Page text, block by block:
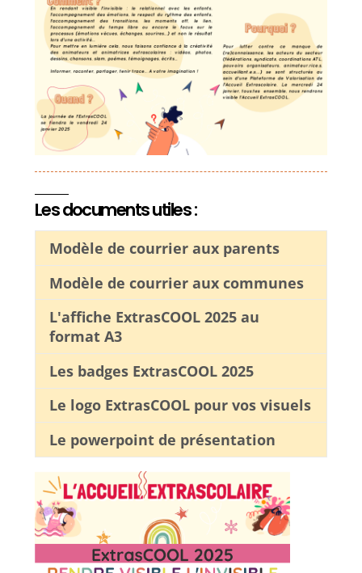
Les documents utiles :
Modèle de courrier aux parents
Modèle de courrier aux communes
L'affiche ExtrasCOOL 2025 au
format A3
Les badges ExtrasCOOL 2025
Le logo ExtrasCOOL pour vos visuels
Le powerpoint de présentation